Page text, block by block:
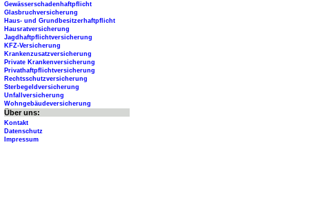
Gewässerschadenhaftpflicht
Glasbruchversicherung
Haus- und Grundbesitzerhaftpflicht
Hausratversicherung
Jagdhaftpflichtversicherung
KFZ-Versicherung
Krankenzusatzversicherung
Private Krankenversicherung
Privathaftpflichtversicherung
Rechtsschutzversicherung
Sterbegeldversicherung
Unfallversicherung
Wohngebäudeversicherung
Über uns:
Kontakt
Datenschutz
Impressum